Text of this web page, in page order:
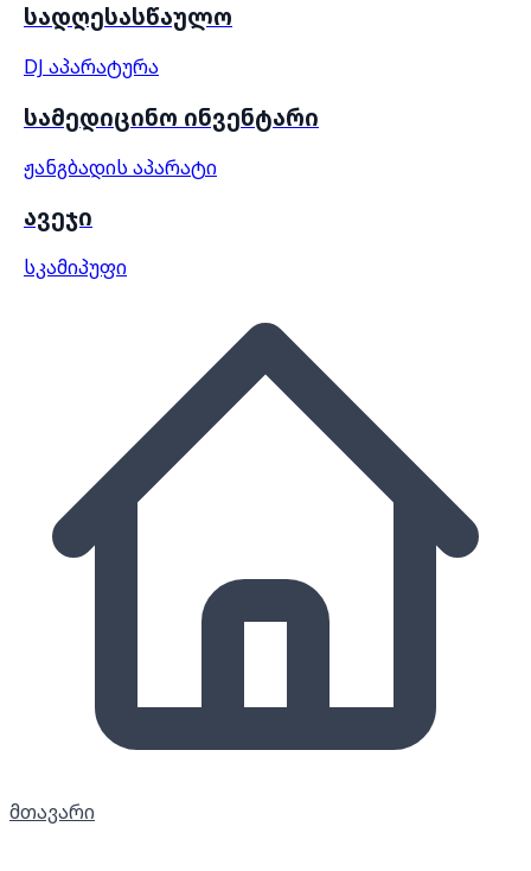
სადღესასწაულო
DJ აპარატურა
სამედიცინო ინვენტარი
ჟანგბადის აპარატი
ავეჯი
სკამიპუფი
მთავარი